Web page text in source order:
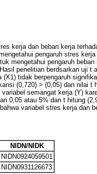
kerja dan beban kerja
pengaruh stres
mengetahui pengaruh
penelitian berdsarkan uji t
tidak berpengaruh
(0,720) > (0,05) dan nilai t
semangat kerja (Y)
0,05 atau 5% dan t hitung
variabel stres kerja dan
NIDN/NIDK
NIDN0924059501
NIDN0931126673